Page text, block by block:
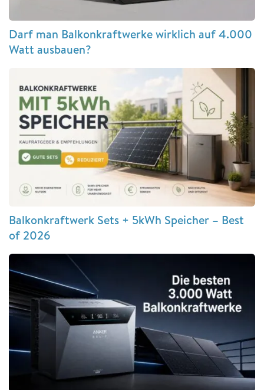
Darf man Balkonkraftwerke wirklich auf 4.000
Watt ausbauen?
Balkonkraftwerk Sets + 5kWh Speicher – Best
of 2026